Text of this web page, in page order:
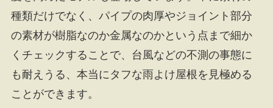
種類だけでなく、パイプの肉厚やジョイント部分
の素材が樹脂なのか金属なのかという点まで細か
くチェックすることで、台風などの不測の事態に
も耐えうる、本当にタフな雨よけ屋根を見極める
ことができます。